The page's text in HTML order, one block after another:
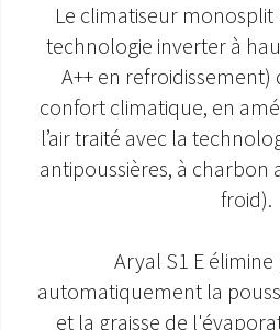
MONDE OS
SAV ET GARANTIE
DOCUMENTATIONS
Le climatiseur monosplit
technologie inverter à
A++ en refroidissement)
confort climatique, en
l’air traité avec la
antipoussières, à charbon
froid).
Aryal S1 E
automatiquement la
et la graisse de